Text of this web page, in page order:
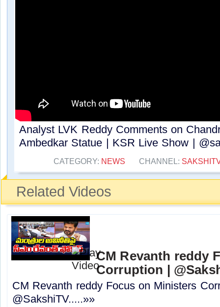
Analyst LVK Reddy Comments on
Ambedkar Statue | KSR Live Show |
CATEGORY: NEWS CHANNEL:
Related Videos
CM Revanth reddy
Corruption |
CM Revanth reddy Focus on Ministers
@SakshiTV.....»»